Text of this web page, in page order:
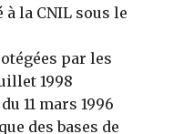
la CNIL sous le
par les
1998
11 mars 1996
des bases de